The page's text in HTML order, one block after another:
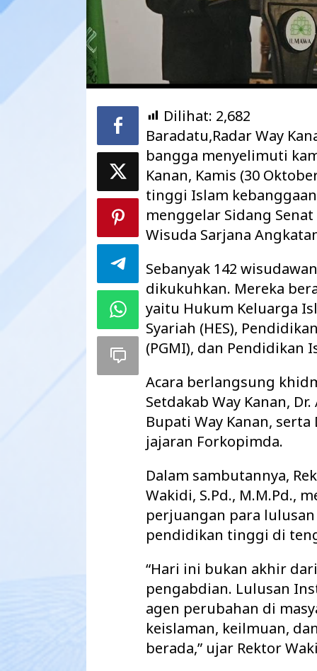
Dilihat: 2,682
Baradatu,Radar Way
bangga menyelimuti
Kanan, Kamis (30
tinggi Islam
menggelar Sidang
Wisuda Sarjana
Sebanyak 142
dikukuhkan. Mereka
yaitu Hukum Keluarga
Syariah (HES),
(PGMI), dan Pendidikan
Acara berlangsung
Setdakab Way Kanan,
Bupati Way Kanan,
jajaran Forkopimda.
Dalam sambutannya,
Wakidi, S.Pd., M.M.Pd.,
perjuangan para
pendidikan tinggi di
“Hari ini bukan akhir
pengabdian. Lulusan
agen perubahan di
keislaman, keilmuan,
berada,” ujar Rektor
Maharatu Soroti
hingga Pustu
Way Kanan…